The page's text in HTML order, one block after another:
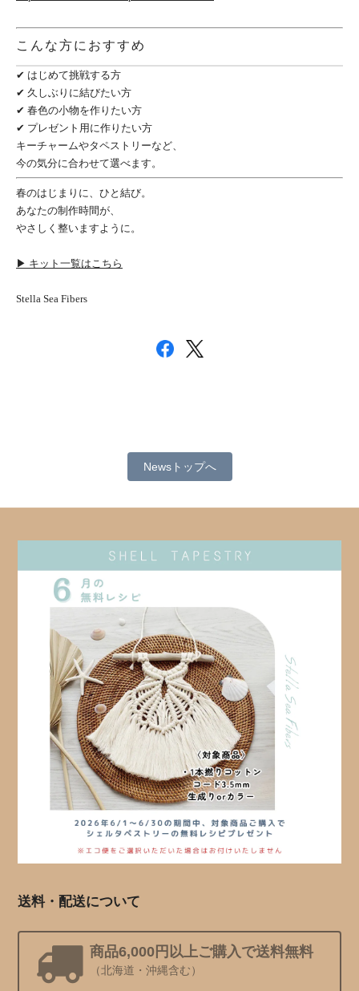
こんな方におすすめ
✔ はじめて挑戦する方
✔ 久しぶりに結びたい方
✔ 春色の小物を作りたい方
✔ プレゼント用に作りたい方
キーチャームやタペストリーなど、
今の気分に合わせて選べます。
春のはじまりに、ひと結び。
あなたの制作時間が、
やさしく整いますように。
▶ キット一覧はこちら
Stella Sea Fibers
Newsトップへ
送料・配送について
商品6,000円以上ご購入で送料無料
（北海道・沖縄含む）